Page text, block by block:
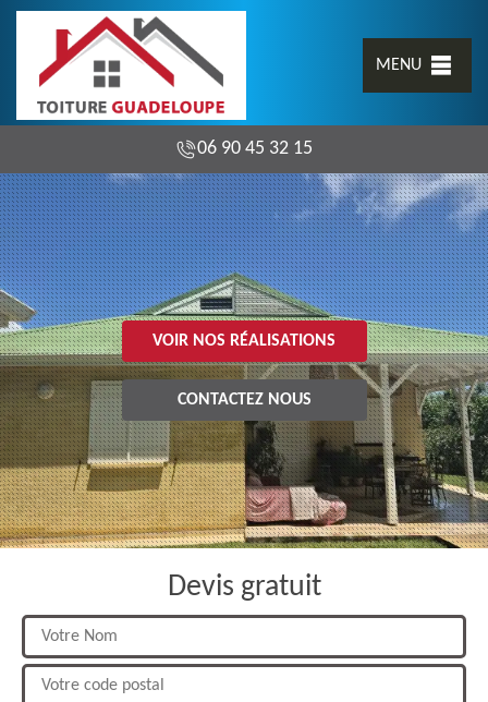
MENU
06 90 45 32 15
VOIR NOS RÉALISATIONS
CONTACTEZ NOUS
Devis gratuit